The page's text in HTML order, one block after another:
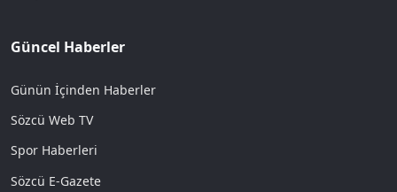
Güncel Haberler
Günün İçinden Haberler
Sözcü Web TV
Spor Haberleri
Sözcü E-Gazete